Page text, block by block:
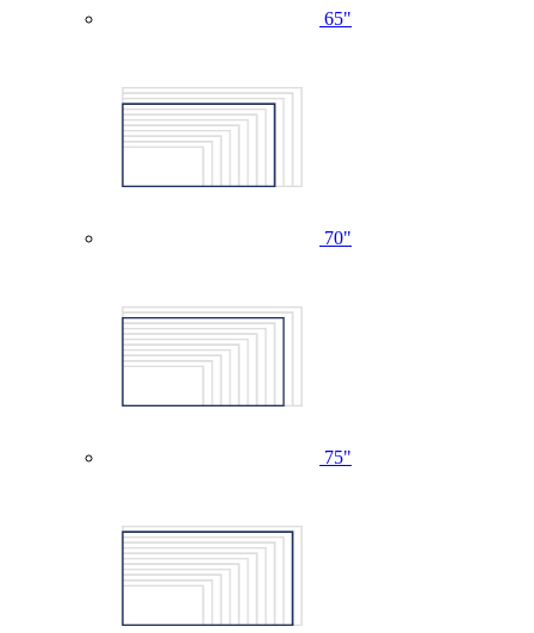
65"
70"
75"